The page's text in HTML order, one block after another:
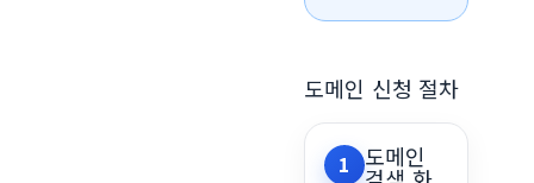
도메인 신청 절차
1 도메인